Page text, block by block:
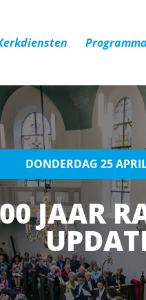
DONDERDAG 25
JAAR